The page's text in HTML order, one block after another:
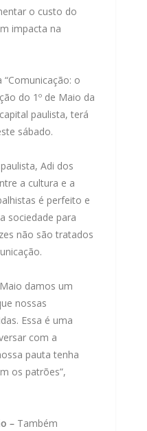
o custo do
impacta na
o
do 1º de Maio da
paulista, terá
sábado.
Adi dos
a cultura e a
é perfeito e
sociedade para
não são tratados
damos um
nossas
Essa é uma
com a
pauta tenha
os patrões”,
– Também